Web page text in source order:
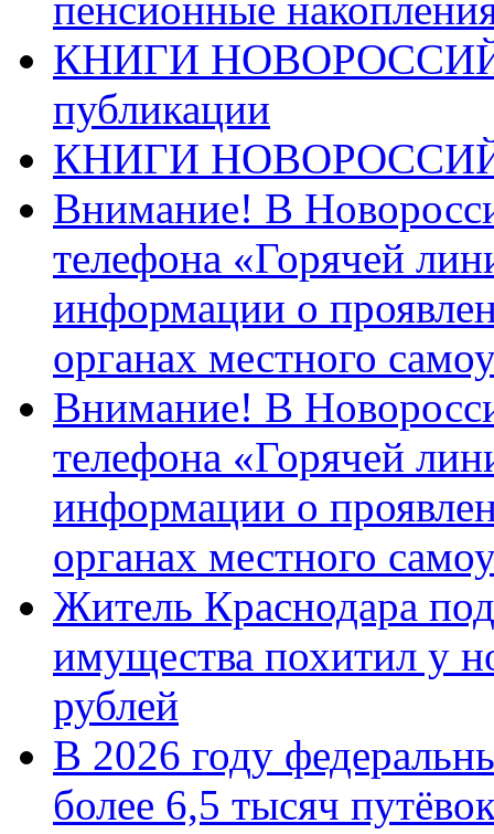
КНИГИ
публикации
КНИГИ
Внимание! В
телефона «Горячей
информации о
органах местного
Внимание! В
телефона «Горячей
информации о
органах местного
Житель Краснодара
имущества похитил у
рублей
В 2026 году
более 6,5 тысяч